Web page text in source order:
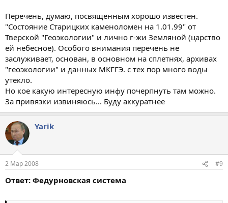
Перечень, думаю, посвященным хорошо известен.
"Состояние Старицких каменоломен на 1.01.99" от
Тверской "Геоэкологии" и лично г-жи Земляной (царство
ей небесное). Особого внимания перечень не
заслуживает, основан, в основном на сплетнях, архивах
"геоэкологии" и данных МКГГЭ. с тех пор много воды
утекло.
Но кое какую интересную инфу почерпнуть там можно.
За привязки извиняюсь... Буду аккуратнее
Yarik
2 Мар 2008 #9
Ответ: Федурновская система